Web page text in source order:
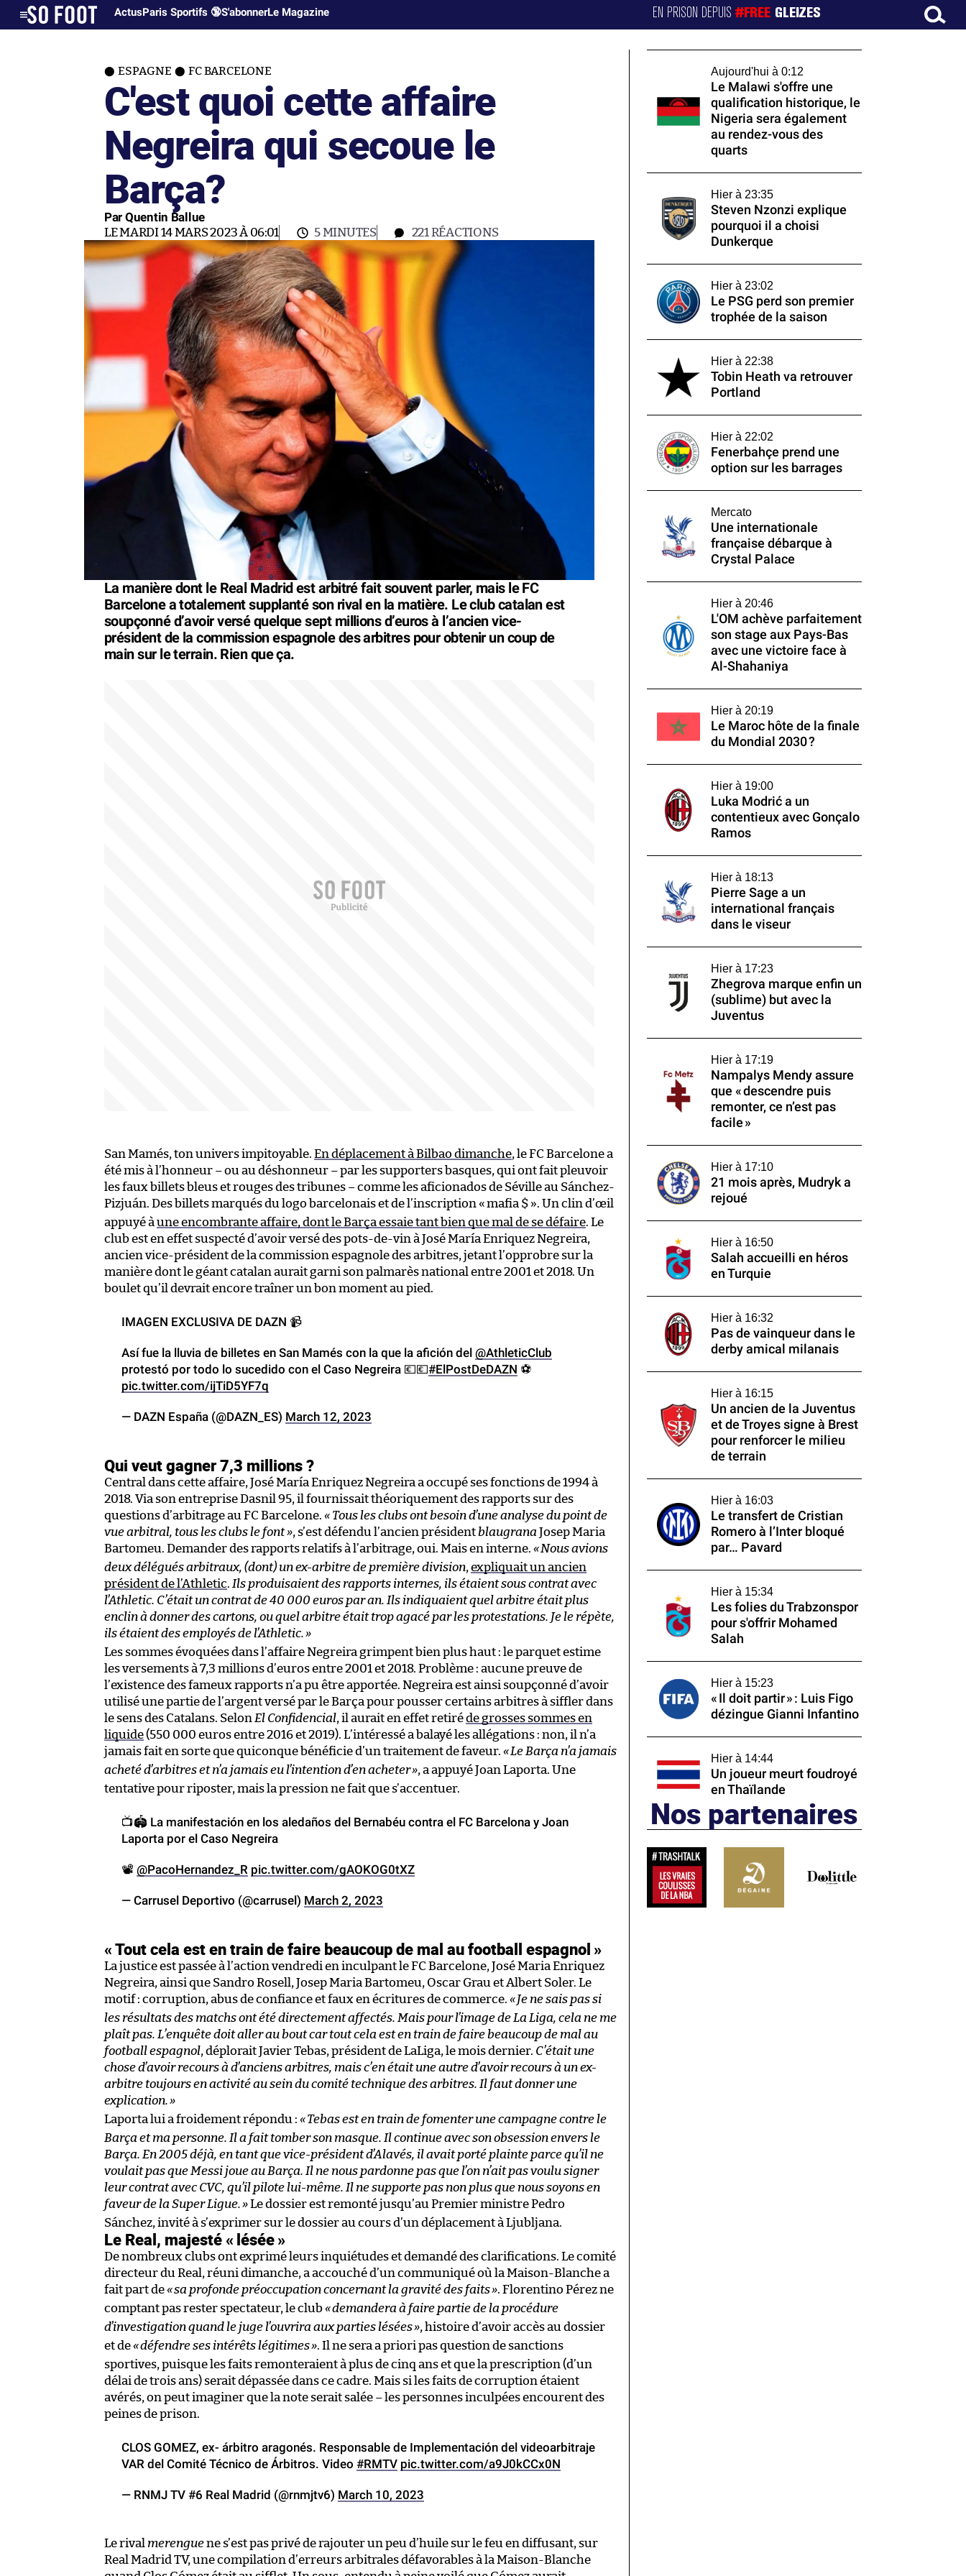
ActusParis Sportifs 🔞S'abonnerLe Magazine EN PRISON DEPUIS#FREE GLEIZES
ESPAGNE FC BARCELONE
C'est quoi cette affaire
Negreira qui secoue le
Barça?
Par Quentin Ballue
LE MARDI 14 MARS 2023 À 06:01 5 MINUTES 221 RÉACTIONS
La manière dont le Real Madrid est arbitré fait souvent parler, mais le FC
Barcelone a totalement supplanté son rival en la matière. Le club catalan est
soupçonné d’avoir versé quelque sept millions d’euros à l’ancien vice-
président de la commission espagnole des arbitres pour obtenir un coup de
main sur le terrain. Rien que ça.
San Mamés, ton univers impitoyable. En déplacement à Bilbao dimanche, le FC Barcelone a
été mis à l’honneur – ou au déshonneur – par les supporters basques, qui ont fait pleuvoir
les faux billets bleus et rouges des tribunes – comme les aficionados de Séville au Sánchez-
Pizjuán. Des billets marqués du logo barcelonais et de l’inscription «mafia $ ». Un clin d’œil
appuyé à une encombrante affaire, dont le Barça essaie tant bien que mal de se défaire. Le
club est en effet suspecté d’avoir versé des pots-de-vin à José María Enriquez Negreira,
ancien vice-président de la commission espagnole des arbitres, jetant l’opprobre sur la
manière dont le géant catalan aurait garni son palmarès national entre 2001 et 2018. Un
boulet qu’il devrait encore traîner un bon moment au pied.
IMAGEN EXCLUSIVA DE DAZN 📹
Así fue la lluvia de billetes en San Mamés con la que la afición del @AthleticClub
protestó por todo lo sucedido con el Caso Negreira 💶💶#ElPostDeDAZN ⚽️
pic.twitter.com/ijTiD5YF7q
— DAZN España (@DAZN_ES) March 12, 2023
Qui veut gagner 7,3 millions ?
Central dans cette affaire, José María Enriquez Negreira a occupé ses fonctions de 1994 à
2018. Via son entreprise Dasnil 95, il fournissait théoriquement des rapports sur des
questions d’arbitrage au FC Barcelone. « Tous les clubs ont besoin d’une analyse du point de
vue arbitral, tous les clubs le font », s’est défendu l’ancien président blaugrana Josep Maria
Bartomeu. Demander des rapports relatifs à l’arbitrage, oui. Mais en interne. «Nous avions
deux délégués arbitraux, (dont) un ex-arbitre de première division, expliquait un ancien
président de l’Athletic. Ils produisaient des rapports internes, ils étaient sous contrat avec
l’Athletic. C’était un contrat de 40 000 euros par an. Ils indiquaient quel arbitre était plus
enclin à donner des cartons, ou quel arbitre était trop agacé par les protestations. Je le répète,
ils étaient des employés de l’Athletic.»
Les sommes évoquées dans l’affaire Negreira grimpent bien plus haut : le parquet estime
les versements à 7,3 millions d’euros entre 2001 et 2018. Problème : aucune preuve de
l’existence des fameux rapports n’a pu être apportée. Negreira est ainsi soupçonné d’avoir
utilisé une partie de l’argent versé par le Barça pour pousser certains arbitres à siffler dans
le sens des Catalans. Selon El Confidencial, il aurait en effet retiréde grosses sommes en
liquide(550 000 euros entre 2016 et 2019). L’intéressé a balayé les allégations : non, il n’a
jamais fait en sorte que quiconque bénéficie d’un traitement de faveur. «Le Barça n’a jamais
acheté d’arbitres et n’a jamais eu l’intention d’en acheter», a appuyé Joan Laporta. Une
tentative pour riposter, mais la pression ne fait que s’accentuer.
📺🏟️ La manifestación en los aledaños del Bernabéu contra el FC Barcelona y Joan
Laporta por el Caso Negreira
📽️ @PacoHernandez_R pic.twitter.com/gAOKOG0tXZ
— Carrusel Deportivo (@carrusel) March 2, 2023
« Tout cela est en train de faire beaucoup de mal au football espagnol »
La justice est passée à l’action vendredi en inculpant le FC Barcelone, José Maria Enriquez
Negreira, ainsi que Sandro Rosell, Josep Maria Bartomeu, Oscar Grau et Albert Soler. Le
motif : corruption, abus de confiance et faux en écritures de commerce. «Je ne sais pas si
les résultats des matchs ont été directement affectés. Mais pour l’image de La Liga, cela ne me
plaît pas. L’enquête doit aller au bout car tout cela est en train de faire beaucoup de mal au
football espagnol, déplorait Javier Tebas, président de LaLiga, le mois dernier. C’était une
chose d’avoir recours à d’anciens arbitres, mais c’en était une autre d’avoir recours à un ex-
arbitre toujours en activité au sein du comité technique des arbitres. Il faut donner une
explication.»
Laporta lui a froidement répondu : «Tebas est en train de fomenter une campagne contre le
Barça et ma personne. Il a fait tomber son masque. Il continue avec son obsession envers le
Barça. En 2005 déjà, en tant que vice-président d’Alavés, il avait porté plainte parce qu’il ne
voulait pas que Messi joue au Barça. Il ne nous pardonne pas que l’on n’ait pas voulu signer
leur contrat avec CVC, qu’il pilote lui-même. Il ne supporte pas non plus que nous soyons en
faveur de la Super Ligue.»Le dossier est remonté jusqu’au Premier ministre Pedro
Sánchez, invité à s’exprimer sur le dossier au cours d’un déplacement à Ljubljana.
Le Real, majesté « lésée »
De nombreux clubs ont exprimé leurs inquiétudes et demandé des clarifications. Le comité
directeur du Real, réuni dimanche, a accouché d’un communiqué où la Maison-Blanche a
fait part de«sa profonde préoccupation concernant la gravité des faits». Florentino Pérez ne
comptant pas rester spectateur, le club«demandera à faire partie de la procédure
d’investigation quand le juge l’ouvrira aux parties lésées», histoire d’avoir accès au dossier
et de«défendre ses intérêts légitimes». Il ne sera a priori pas question de sanctions
sportives, puisque les faits remonteraient à plus de cinq ans et que la prescription (d’un
délai de trois ans) serait dépassée dans ce cadre. Mais si les faits de corruption étaient
avérés, on peut imaginer que la note serait salée – les personnes inculpées encourent des
peines de prison.
CLOS GOMEZ, ex- árbitro aragonés. Responsable de Implementación del videoarbitraje
VAR del Comité Técnico de Árbitros. Video #RMTV pic.twitter.com/a9J0kCCx0N
— RNMJ TV #6 Real Madrid (@rnmjtv6) March 10, 2023
Le rival merenguene s’est pas privé de rajouter un peu d’huile sur le feu en diffusant, sur
Real Madrid TV, une compilation d’erreurs arbitrales défavorables à la Maison-Blanche
Aujourd'hui à 0:12
Le Malawi s'offre une
qualification historique, le
Nigeria sera également
au rendez-vous des
quarts
Hier à 23:35
Steven Nzonzi explique
pourquoi il a choisi
Dunkerque
Hier à 23:02
Le PSG perd son premier
trophée de la saison
Hier à 22:38
Tobin Heath va retrouver
Portland
Hier à 22:02
Fenerbahçe prend une
option sur les barrages
Mercato
Une internationale
française débarque à
Crystal Palace
Hier à 20:46
L'OM achève parfaitement
son stage aux Pays-Bas
avec une victoire face à
Al-Shahaniya
Hier à 20:19
Le Maroc hôte de la finale
du Mondial 2030 ?
Hier à 19:00
Luka Modrić a un
contentieux avec Gonçalo
Ramos
Hier à 18:13
Pierre Sage a un
international français
dans le viseur
Hier à 17:23
Zhegrova marque enfin un
(sublime) but avec la
Juventus
Hier à 17:19
Nampalys Mendy assure
que « descendre puis
remonter, ce n’est pas
facile »
Hier à 17:10
21 mois après, Mudryk a
rejoué
Hier à 16:50
Salah accueilli en héros
en Turquie
Hier à 16:32
Pas de vainqueur dans le
derby amical milanais
Hier à 16:15
Un ancien de la Juventus
et de Troyes signe à Brest
pour renforcer le milieu
de terrain
Hier à 16:03
Le transfert de Cristian
Romero à l’Inter bloqué
par… Pavard
Hier à 15:34
Les folies du Trabzonspor
pour s'offrir Mohamed
Salah
Hier à 15:23
« Il doit partir » : Luis Figo
dézingue Gianni Infantino
Hier à 14:44
Un joueur meurt foudroyé
en Thaïlande
Nos partenaires